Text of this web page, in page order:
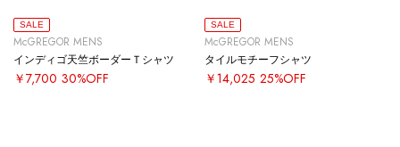
SALE
McGREGOR MENS
インディゴ天竺ボーダーＴシャツ
￥7,700 30%OFF
SALE
McGREGOR MENS
タイルモチーフシャツ
￥14,025 25%OFF